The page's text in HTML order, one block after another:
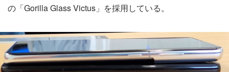
の「Gorilla Glass Victus」を採用している。